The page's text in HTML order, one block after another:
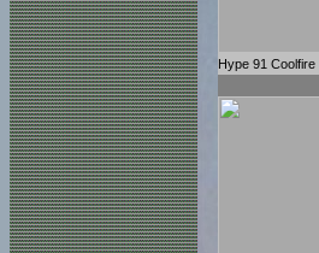
Hype 91 Coolfire